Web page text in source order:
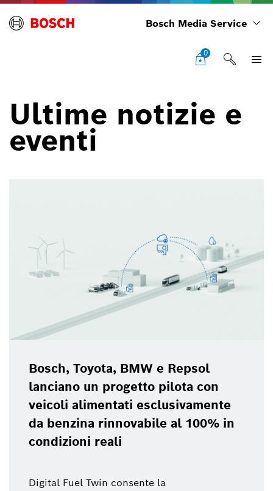
Bosch Media Service
0
Ultime notizie e
eventi
Bosch, Toyota, BMW e Repsol
lanciano un progetto pilota con
veicoli alimentati esclusivamente
da benzina rinnovabile al 100% in
condizioni reali
Digital Fuel Twin consente la